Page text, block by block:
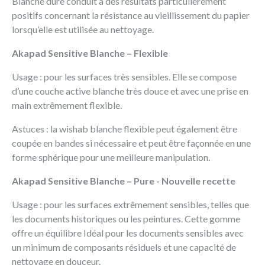
positifs concernant la résistance au vieillissement du papier
lorsqu’elle est utilisée au nettoyage.
Akapad Sensitive Blanche – Flexible
Usage : pour les surfaces très sensibles. Elle se compose
d’une couche active blanche très douce et avec une prise en
main extrêmement flexible.
Astuces : la wishab blanche flexible peut également être
coupée en bandes si nécessaire et peut être façonnée en une
forme sphérique pour une meilleure manipulation.
Akapad Sensitive Blanche – Pure - Nouvelle recette
Usage : pour les surfaces extrêmement sensibles, telles que
les documents historiques ou les peintures. Cette gomme
offre un équilibre Idéal pour les documents sensibles avec
un minimum de composants résiduels et une capacité de
nettoyage en douceur.